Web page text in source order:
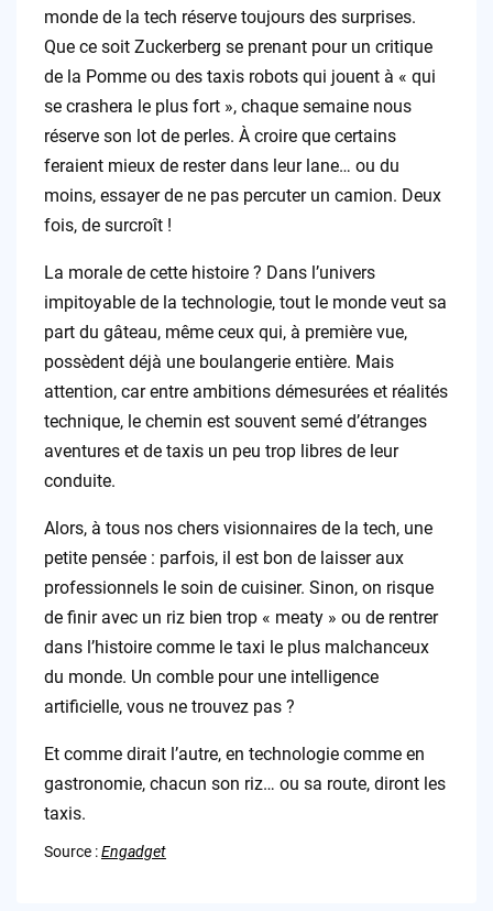
monde de la tech réserve toujours des surprises.
Que ce soit Zuckerberg se prenant pour un critique
de la Pomme ou des taxis robots qui jouent à « qui
se crashera le plus fort », chaque semaine nous
réserve son lot de perles. À croire que certains
feraient mieux de rester dans leur lane… ou du
moins, essayer de ne pas percuter un camion. Deux
fois, de surcroît !
La morale de cette histoire ? Dans l’univers
impitoyable de la technologie, tout le monde veut sa
part du gâteau, même ceux qui, à première vue,
possèdent déjà une boulangerie entière. Mais
attention, car entre ambitions démesurées et réalités
technique, le chemin est souvent semé d’étranges
aventures et de taxis un peu trop libres de leur
conduite.
Alors, à tous nos chers visionnaires de la tech, une
petite pensée : parfois, il est bon de laisser aux
professionnels le soin de cuisiner. Sinon, on risque
de finir avec un riz bien trop « meaty » ou de rentrer
dans l’histoire comme le taxi le plus malchanceux
du monde. Un comble pour une intelligence
artificielle, vous ne trouvez pas ?
Et comme dirait l’autre, en technologie comme en
gastronomie, chacun son riz… ou sa route, diront les
taxis.
Source :Engadget